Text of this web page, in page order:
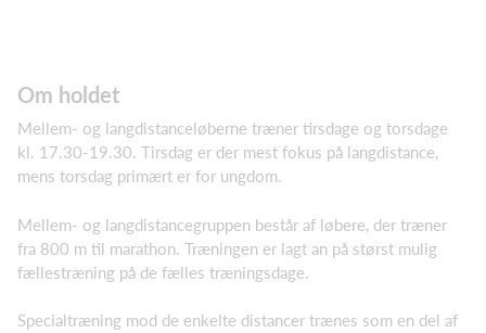
Om holdet
Mellem- og langdistanceløberne træner tirsdage og torsdage
kl. 17.30-19.30. Tirsdag er der mest fokus på langdistance,
mens torsdag primært er for ungdom.
Mellem- og langdistancegruppen består af løbere, der træner
fra 800 m til marathon. Træningen er lagt an på størst mulig
fællestræning på de fælles træningsdage.
Specialtræning mod de enkelte distancer trænes som en del af